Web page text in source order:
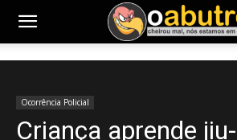
Ocorrência Policial
Criança aprende